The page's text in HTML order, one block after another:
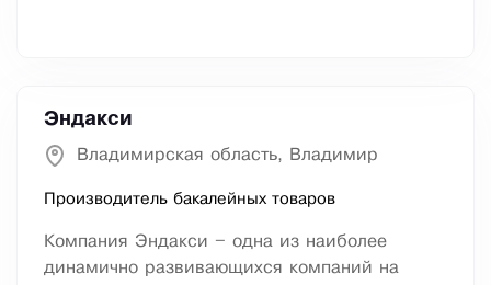
Эндакси
Владимирская область, Владимир
Производитель бакалейных товаров
Компания Эндакси – одна из наиболее
динамично развивающихся компаний на